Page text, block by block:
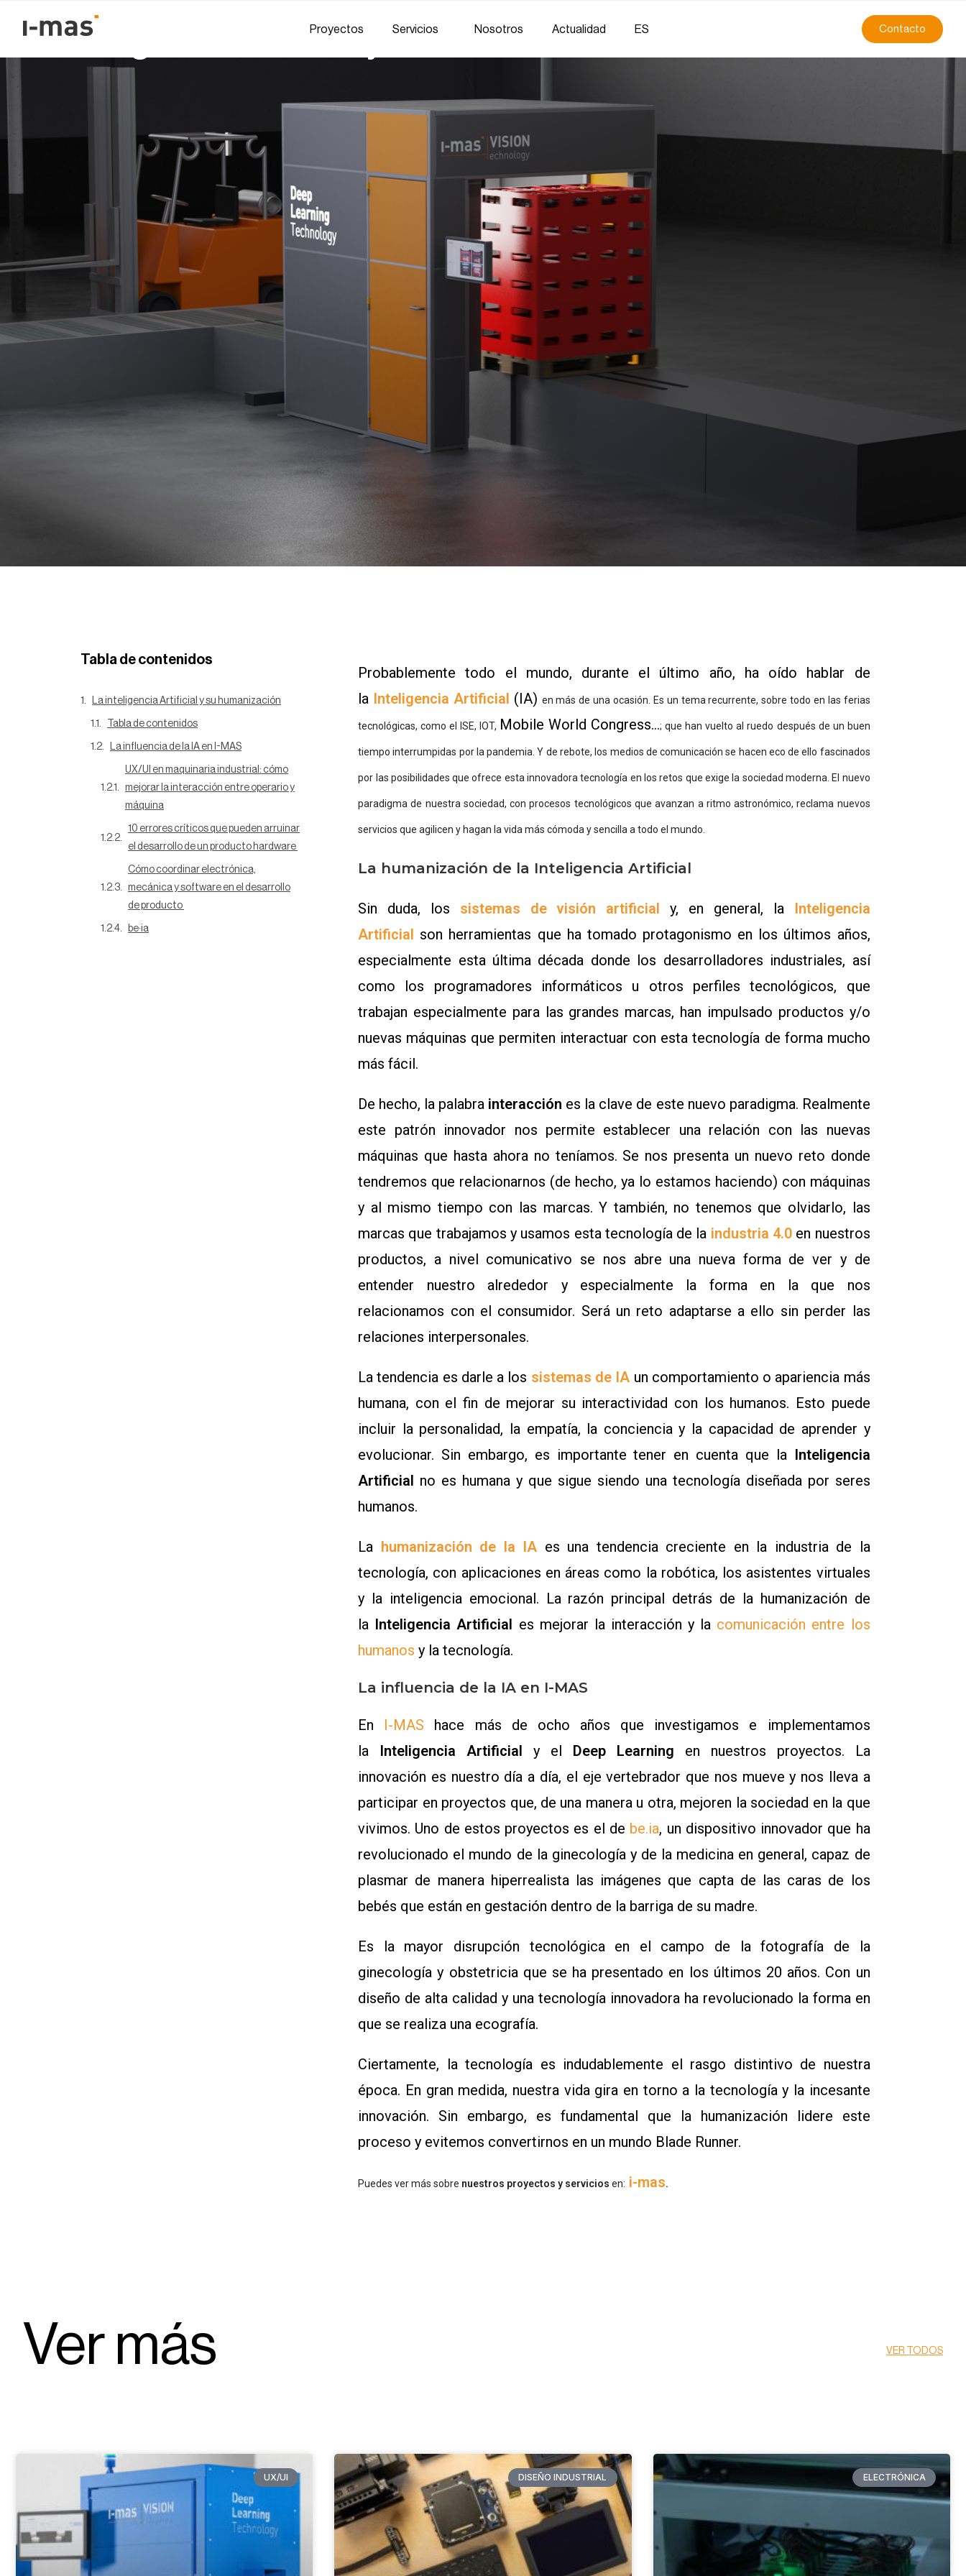
Proyectos Servicios Nosotros Actualidad ES Contacto
La inteligencia Artificial y su humanización
Tabla de contenidos
La inteligencia Artificial y su humanización
Tabla de contenidos
La influencia de la IA en I-MAS
UX/UI en maquinaria industrial: cómo
mejorar la interacción entre operario y
máquina
10 errores críticos que pueden arruinar
el desarrollo de un producto hardware
Cómo coordinar electrónica,
mecánica y software en el desarrollo
de producto
be·ia
Probablemente todo el mundo, durante el último año, ha oído hablar de
la Inteligencia Artificial (IA) en más de una ocasión. Es un tema recurrente, sobre todo en las ferias
tecnológicas, como el ISE, IOT, Mobile World Congress…; que han vuelto al ruedo después de un buen
tiempo interrumpidas por la pandemia. Y de rebote, los medios de comunicación se hacen eco de ello fascinados
por las posibilidades que ofrece esta innovadora tecnología en los retos que exige la sociedad moderna. El nuevo
paradigma de nuestra sociedad, con procesos tecnológicos que avanzan a ritmo astronómico, reclama nuevos
servicios que agilicen y hagan la vida más cómoda y sencilla a todo el mundo.
La humanización de la Inteligencia Artificial
Sin duda, los sistemas de visión artificial y, en general, la
Inteligencia
Artificial son herramientas que ha tomado protagonismo en los últimos años,
especialmente esta última década donde los desarrolladores industriales, así
como los programadores informáticos u otros perfiles tecnológicos, que
trabajan especialmente para las grandes marcas, han impulsado productos y/o
nuevas máquinas que permiten interactuar con esta tecnología de forma mucho
más fácil.
De hecho, la palabra interacción es la clave de este nuevo paradigma. Realmente
este patrón innovador nos permite establecer una relación con las nuevas
máquinas que hasta ahora no teníamos. Se nos presenta un nuevo reto donde
tendremos que relacionarnos (de hecho, ya lo estamos haciendo) con máquinas
y al mismo tiempo con las marcas. Y también, no tenemos que olvidarlo, las
marcas que trabajamos y usamos esta tecnología de la industria 4.0 en nuestros
productos, a nivel comunicativo se nos abre una nueva forma de ver y de
entender nuestro alrededor y especialmente la forma en la que nos
relacionamos con el consumidor. Será un reto adaptarse a ello sin perder las
relaciones interpersonales.
La tendencia es darle a los sistemas de IA un comportamiento o apariencia más
humana, con el fin de mejorar su interactividad con los humanos. Esto puede
incluir la personalidad, la empatía, la conciencia y la capacidad de aprender y
evolucionar. Sin embargo, es importante tener en cuenta que la Inteligencia
Artificial no es humana y que sigue siendo una tecnología diseñada por seres
humanos.
La humanización de la IA es una tendencia creciente en la industria de la
tecnología, con aplicaciones en áreas como la robótica, los asistentes virtuales
y la inteligencia emocional. La razón principal detrás de la humanización de
la Inteligencia Artificial es mejorar la interacción y la comunicación entre los
humanos y la tecnología.
La influencia de la IA en I-MAS
En I-MAS
hace más de ocho años que investigamos e implementamos
la Inteligencia Artificial y el Deep Learning en nuestros proyectos. La
innovación es nuestro día a día, el eje vertebrador que nos mueve y nos lleva a
participar en proyectos que, de una manera u otra, mejoren la sociedad en la que
vivimos. Uno de estos proyectos es el de be.ia, un dispositivo innovador que ha
revolucionado el mundo de la ginecología y de la medicina en general, capaz de
plasmar de manera hiperrealista las imágenes que capta de las caras de los
bebés que están en gestación dentro de la barriga de su madre.
Es la mayor disrupción tecnológica en el campo de la fotografía de la
ginecología y obstetricia que se ha presentado en los últimos 20 años. Con un
diseño de alta calidad y una tecnología innovadora ha revolucionado la forma en
que se realiza una ecografía.
Ciertamente, la tecnología es indudablemente el rasgo distintivo de nuestra
época. En gran medida, nuestra vida gira en torno a la tecnología y la incesante
innovación. Sin embargo, es fundamental que la humanización lidere este
proceso y evitemos convertirnos en un mundo Blade Runner.
Puedes ver más sobre nuestros proyectos y servicios en: i-mas.
Ver más VER TODOS
UX/UI DISEÑO INDUSTRIAL ELECTRÓNICA